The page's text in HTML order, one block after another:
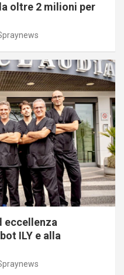
oltre 2 milioni per
eccellenza
ILY e alla